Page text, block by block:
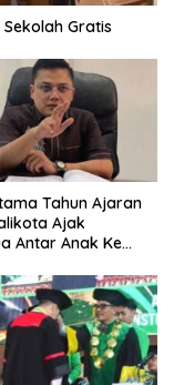
Gratis
Tahun Ajaran
Ajak
Antar Anak Ke